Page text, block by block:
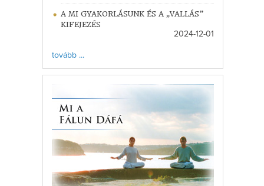
A MI GYAKORLÁSUNK ÉS A „VALLÁS”
KIFEJEZÉS
2024-12-01
tovább ...